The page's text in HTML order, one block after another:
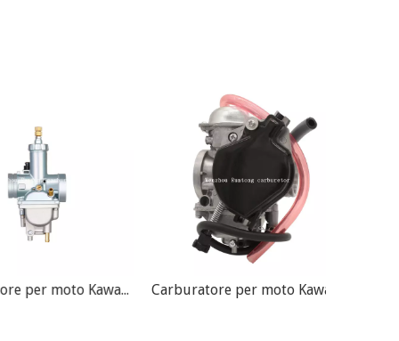
Carburatore per moto Kawasaki KLF220 Bayou 220 KLF220A KLF250A Carburatore per moto Kawasaki Prairie 360 ​​KLF360 PD35JK-1 da 35 mm